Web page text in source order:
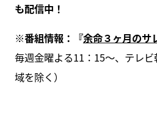
も配信中！
※番組情報：『余命３ヶ月のサ
毎週金曜よる11：15～、テレ
域を除く）